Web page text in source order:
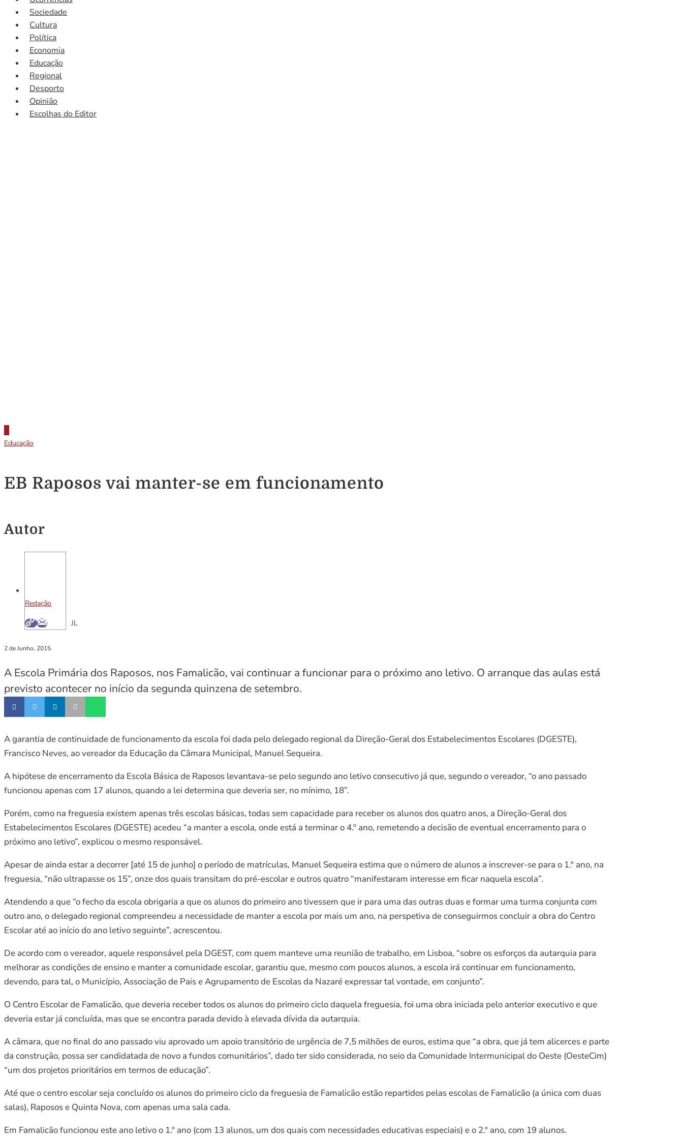
Sociedade
Cultura
Política
Economia
Educação
Regional
Desporto
Opinião
Escolhas do Editor
Educação
EB Raposos vai manter-se em funcionamento
Autor
Redação
JL
2 de Junho, 2015
A Escola Primária dos Raposos, nos Famalicão, vai continuar a funcionar para o próximo ano letivo. O arranque das aulas está
previsto acontecer no início da segunda quinzena de setembro.
A garantia de continuidade de funcionamento da escola foi dada pelo delegado regional da Direção-Geral dos Estabelecimentos Escolares (DGESTE),
Francisco Neves, ao vereador da Educação da Câmara Municipal, Manuel Sequeira.
A hipótese de encerramento da Escola Básica de Raposos levantava-se pelo segundo ano letivo consecutivo já que, segundo o vereador, “o ano passado
funcionou apenas com 17 alunos, quando a lei determina que deveria ser, no mínimo, 18”.
Porém, como na freguesia existem apenas três escolas básicas, todas sem capacidade para receber os alunos dos quatro anos, a Direção-Geral dos
Estabelecimentos Escolares (DGESTE) acedeu “a manter a escola, onde está a terminar o 4.º ano, remetendo a decisão de eventual encerramento para o
próximo ano letivo”, explicou o mesmo responsável.
Apesar de ainda estar a decorrer [até 15 de junho] o período de matrículas, Manuel Sequeira estima que o número de alunos a inscrever-se para o 1.º ano, na
freguesia, “não ultrapasse os 15”, onze dos quais transitam do pré-escolar e outros quatro “manifestaram interesse em ficar naquela escola”.
Atendendo a que “o fecho da escola obrigaria a que os alunos do primeiro ano tivessem que ir para uma das outras duas e formar uma turma conjunta com
outro ano, o delegado regional compreendeu a necessidade de manter a escola por mais um ano, na perspetiva de conseguirmos concluir a obra do Centro
Escolar até ao início do ano letivo seguinte”, acrescentou.
De acordo com o vereador, aquele responsável pela DGEST, com quem manteve uma reunião de trabalho, em Lisboa, “sobre os esforços da autarquia para
melhorar as condições de ensino e manter a comunidade escolar, garantiu que, mesmo com poucos alunos, a escola irá continuar em funcionamento,
devendo, para tal, o Município, Associação de Pais e Agrupamento de Escolas da Nazaré expressar tal vontade, em conjunto”.
O Centro Escolar de Famalicão, que deveria receber todos os alunos do primeiro ciclo daquela freguesia, foi uma obra iniciada pelo anterior executivo e que
deveria estar já concluída, mas que se encontra parada devido à elevada dívida da autarquia.
A câmara, que no final do ano passado viu aprovado um apoio transitório de urgência de 7,5 milhões de euros, estima que “a obra, que já tem alicerces e parte
da construção, possa ser candidatada de novo a fundos comunitários”, dado ter sido considerada, no seio da Comunidade Intermunicipal do Oeste (OesteCim)
“um dos projetos prioritários em termos de educação”.
Até que o centro escolar seja concluído os alunos do primeiro ciclo da freguesia de Famalicão estão repartidos pelas escolas de Famalicão (a única com duas
salas), Raposos e Quinta Nova, com apenas uma sala cada.
Em Famalicão funcionou este ano letivo o 1.º ano (com 13 alunos, um dos quais com necessidades educativas especiais) e o 2.º ano, com 19 alunos.